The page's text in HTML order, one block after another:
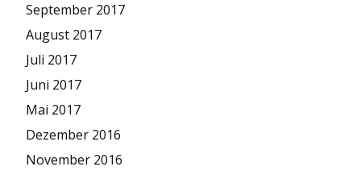
September 2017
August 2017
Juli 2017
Juni 2017
Mai 2017
Dezember 2016
November 2016